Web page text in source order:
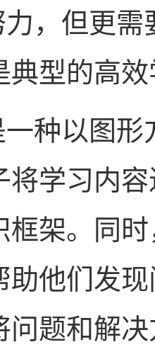
，但更
典型的高
种以图
将学习内
框架。同
助他们发
问题和解